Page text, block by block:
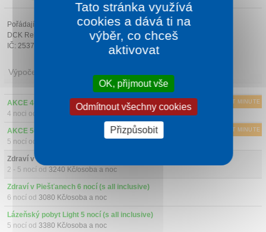
Pořádající cestovní kancelář:
DCK Rekrea Ostrava s.r.o.
IČ: 25379178
Výpočet ceny
AKCE 4=3 - 1 noc ZDARMA (s all inclusive)
4 noci od
2547 Kč/osoba a noc
LAST MINUTE
AKCE 5=4 - 1 noc ZDARMA (s all inclusive)
5 nocí od
LAST MINUTE
Zdraví v Piešťanech 2-5 nocí (s all inclusive)
2 - 5 nocí od 3240 Kč/osoba a noc
Zdraví v Piešťanech 6 nocí (s all inclusive)
6 nocí od 3080 Kč/osoba a noc
Lázeňský pobyt Light 5 nocí (s all inclusive)
5 nocí od 3380 Kč/osoba a noc
Tato stránka využívá
cookies a dává ti na
výběr, co chceš
aktivovat
OK, přijmout vše
Odmítnout všechny cookies
Přizpůsobit